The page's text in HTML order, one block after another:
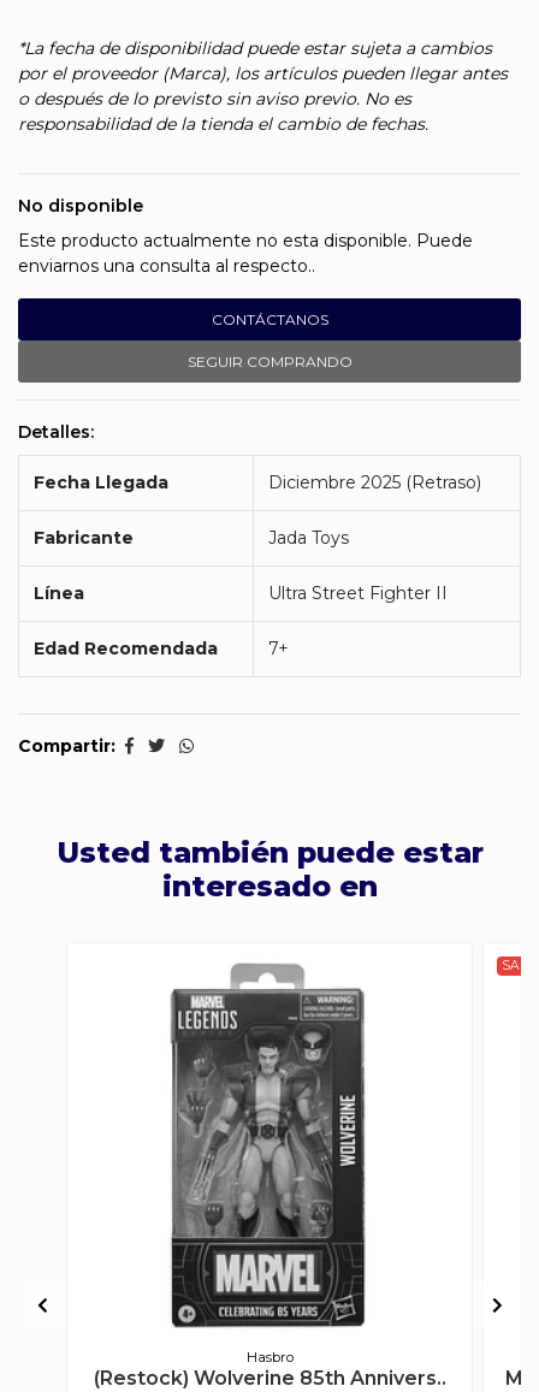
*La fecha de disponibilidad puede estar sujeta a cambios
por el proveedor (Marca), los artículos pueden llegar antes
o después de lo previsto sin aviso previo. No es
responsabilidad de la tienda el cambio de fechas.
No disponible
Este producto actualmente no esta disponible. Puede
enviarnos una consulta al respecto..
CONTÁCTANOS
SEGUIR COMPRANDO
Detalles:
Fecha Llegada Diciembre 2025 (Retraso)
Fabricante Jada Toys
Línea Ultra Street Fighter II
Edad Recomendada 7+
Compartir:
Usted también puede estar
interesado en
Hasbro
(Restock) Wolverine 85th Annivers..
SALE